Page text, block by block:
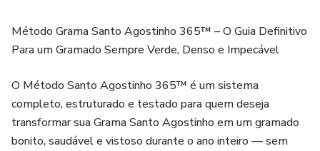
Método Grama Santo Agostinho 365™ – O Guia Definitivo
Para um Gramado Sempre Verde, Denso e Impecável
O Método Santo Agostinho 365™ é um sistema
completo, estruturado e testado para quem deseja
transformar sua Grama Santo Agostinho em um gramado
bonito, saudável e vistoso durante o ano inteiro — sem